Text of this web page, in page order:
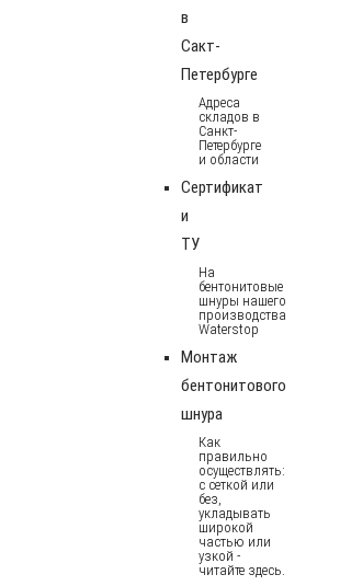
в
Сакт-
Петербурге
Адреса
складов в
Санкт-
Петербурге
и области
Сертификат
и
ТУ
На
бентонитовые
шнуры нашего
производства
Waterstop
Монтаж
бентонитового
шнура
Как
правильно
осуществлять:
с сеткой или
без,
укладывать
широкой
частью или
узкой -
читайте здесь.